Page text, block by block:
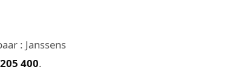
: Janssens
400.